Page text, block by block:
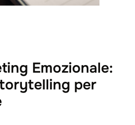
Emozionale:
per